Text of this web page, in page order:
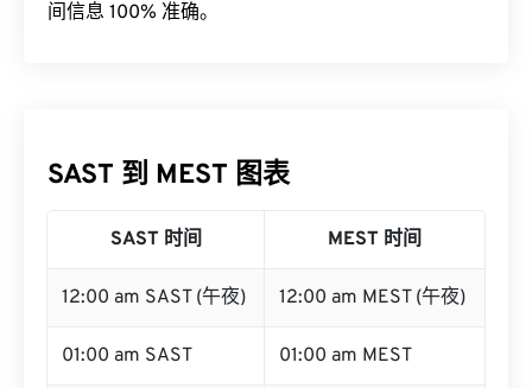
间信息 100% 准确。
SAST 到 MEST 图表
SAST 时间 MEST 时间
12:00 am SAST (午夜) 12:00 am MEST (午夜)
01:00 am SAST 01:00 am MEST